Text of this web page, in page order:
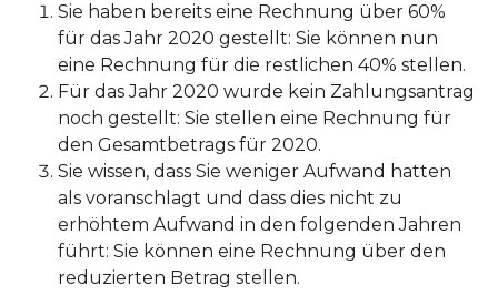
Sie haben bereits eine Rechnung über 60%
für das Jahr 2020 gestellt: Sie können nun
eine Rechnung für die restlichen 40% stellen.
Für das Jahr 2020 wurde kein Zahlungsantrag
noch gestellt: Sie stellen eine Rechnung für
den Gesamtbetrags für 2020.
Sie wissen, dass Sie weniger Aufwand hatten
als voranschlagt und dass dies nicht zu
erhöhtem Aufwand in den folgenden Jahren
führt: Sie können eine Rechnung über den
reduzierten Betrag stellen.